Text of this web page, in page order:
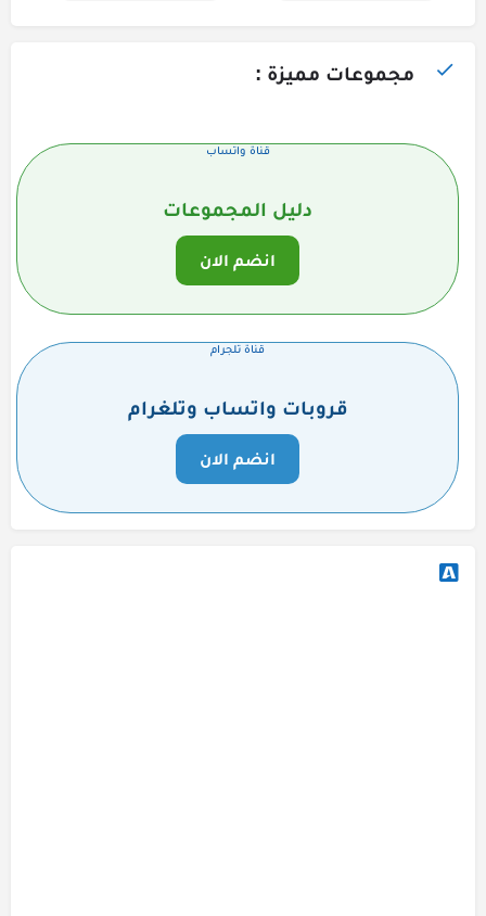
مجموعات مميزة :
قناة واتساب
دليل المجموعات
انضم الان
قناة تلجرام
قروبات واتساب وتلغرام
انضم الان